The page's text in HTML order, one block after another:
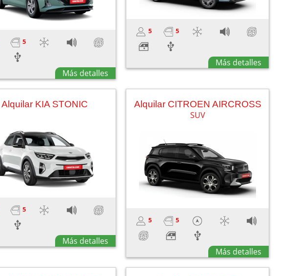
5
Más detalles
5 5
Más detalles
Alquilar KIA STONIC
5
Más detalles
Alquilar CITROEN AIRCROSS
SUV
5 5
Más detalles